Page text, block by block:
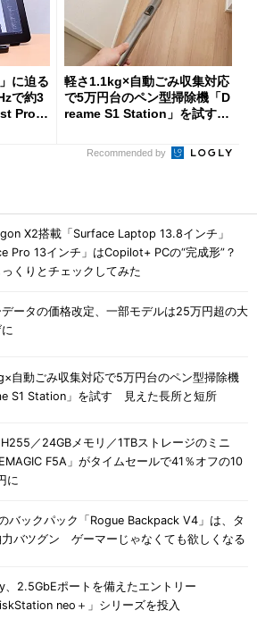
に迫る
で約3
Pro 2
軽さ1.1kg×自動ごみ収集対応
で5万円台のペン型掃除機「D
reame S1 Station」を試す
Recommended by
X2搭載「Surface Laptop 13.8インチ」
Pro 13インチ」はCopilot+ PCの“完成形”？
くりとチェックしてみた
ータの価格改定、一部モデルは25万円超の大
自動ごみ収集対応で5万円台のペン型掃除機
S1 Station」を試す 見えた長所と短所
／24GBメモリ／1TBストレージのミニ
F5A」がタイムセールで41％オフの10
に
バックパック「Rogue Backpack V4」は、タ
力バツグン ゲーマーじゃなくても欲しくなる
、2.5GbEポートを備えたエントリー
neo＋」シリーズを投入